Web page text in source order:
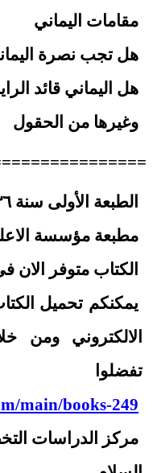
مقامات اليماني
هل تجب نصرة
هل اليماني قائد
وغيرها من الحقول
الطبعة الأولى سنة ١٤٣٦هـ -٢٠١٥ م
مطبعة مؤسسة
الكتاب متوفر الان
يمكنكم تحميل
الالكتروني ومن
تفضلوا
main/books-249
مركز الدراسات